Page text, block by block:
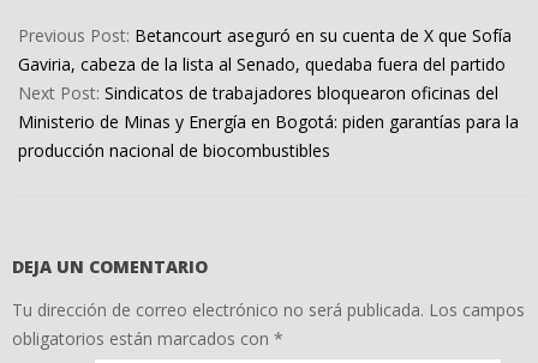
02-
16
Previous Post: Betancourt aseguró en su cuenta de X que Sofía
Gaviria, cabeza de la lista al Senado, quedaba fuera del partido
Next Post: Sindicatos de trabajadores bloquearon oficinas del
Ministerio de Minas y Energía en Bogotá: piden garantías para la
producción nacional de biocombustibles
DEJA UN COMENTARIO
Tu dirección de correo electrónico no será publicada. Los campos
obligatorios están marcados con *